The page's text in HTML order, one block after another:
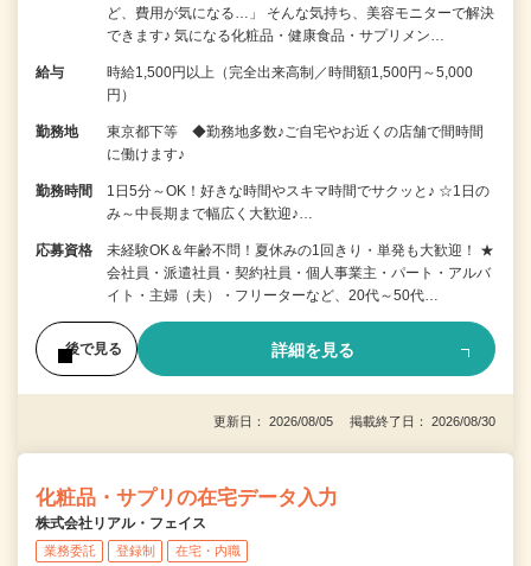
ど、費用が気になる…」 そんな気持ち、美容モニターで解決
できます♪ 気になる化粧品・健康食品・サプリメン…
給与
時給1,500円以上（完全出来高制／時間額1,500円～5,000
円）
勤務地
東京都下等 ◆勤務地多数♪ご自宅やお近くの店舗で間時間
に働けます♪
勤務時間
1日5分～OK！好きな時間やスキマ時間でサクッと♪ ☆1日の
み～中長期まで幅広く大歓迎♪…
応募資格
未経験OK＆年齢不問！夏休みの1回きり・単発も大歓迎！ ★
会社員・派遣社員・契約社員・個人事業主・パート・アルバ
イト・主婦（夫）・フリーターなど、20代～50代…
後で見る 詳細を見る
更新日： 2026/08/05 掲載終了日： 2026/08/30
化粧品・サプリの在宅データ入力
株式会社リアル・フェイス
業務委託 登録制 在宅・内職